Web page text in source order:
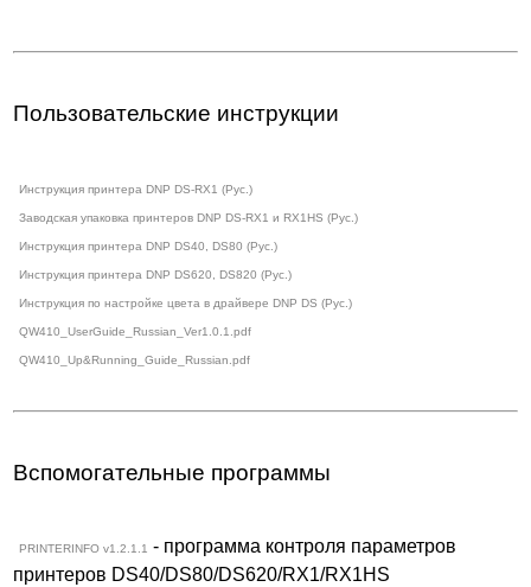
Пользовательские инструкции
Инструкция принтера DNP DS-RX1 (Рус.)
Заводская упаковка принтеров DNP DS-RX1 и RX1HS (Рус.)
Инструкция принтера DNP DS40, DS80 (Рус.)
Инструкция принтера DNP DS620, DS820 (Рус.)
Инструкция по настройке цвета в драйвере DNP DS (Рус.)
QW410_UserGuide_Russian_Ver1.0.1.pdf
QW410_Up&Running_Guide_Russian.pdf
Вспомогательные программы
PRINTERINFO v1.2.1.1 - программа контроля параметров
принтеров DS40/DS80/DS620/RX1/RX1HS